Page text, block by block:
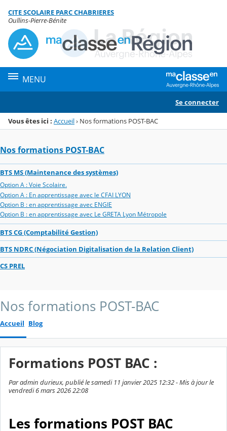
Menu de la rubrique
Contenu
CITE SCOLAIRE PARC CHABRIERES
Oullins-Pierre-Bénite
MENU
Se connecter
Vous êtes ici : Accueil› Nos formations POST-BAC
Nos formations POST-BAC
BTS MS (Maintenance des systèmes)
Option A : Voie Scolaire.
Option A : En apprentissage avec le CFAI LYON
Option B : en apprentissage avec ENGIE
Option B : en apprentissage avec Le GRETA Lyon Métropole
BTS CG (Comptabilité Gestion)
BTS NDRC (Négociation Digitalisation de la Relation Client)
CS PREL
Nos formations POST-BAC
Accueil Blog
Formations POST BAC :
Par admin durieux, publié le samedi 11 janvier 2025 12:32 - Mis à jour le
vendredi 6 mars 2026 22:08
Les formations POST BAC